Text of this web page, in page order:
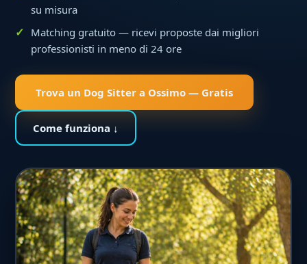
su misura
Matching gratuito — ricevi proposte dai migliori
professionisti in meno di 24 ore
Trova un Dog Sitter a Ossimo — Gratis
Come funziona ↓